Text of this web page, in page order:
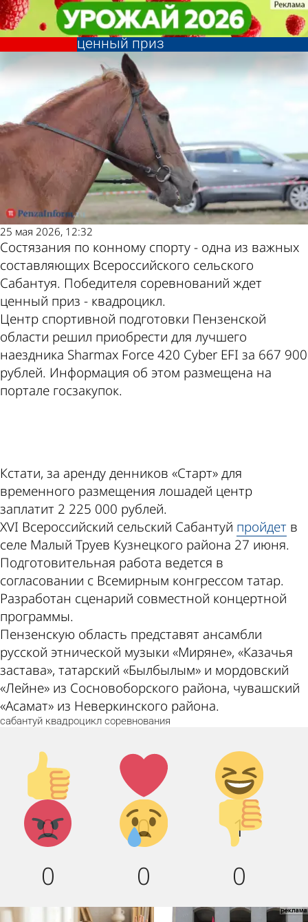
Победителя состязаний по
конному спорту на Сабантуе ждет
ценный приз
Общество
25 мая 2026, 12:32
Состязания по конному спорту - одна из важных
составляющих Всероссийского сельского
Сабантуя. Победителя соревнований ждет
ценный приз - квадроцикл.
Центр спортивной подготовки Пензенской
области решил приобрести для лучшего
наездника Sharmax Force 420 Cyber EFI за 667 900
рублей. Информация об этом размещена на
портале госзакупок.
Кстати, за аренду денников «Старт» для
временного размещения лошадей центр
заплатит 2 225 000 рублей.
ХVI Всероссийский сельский Сабантуй пройдет в
селе Малый Труев Кузнецкого района 27 июня.
Подготовительная работа ведется в
согласовании с Всемирным конгрессом татар.
Разработан сценарий совместной концертной
программы.
Пензенскую область представят ансамбли
русской этнической музыки «Миряне», «Казачья
застава», татарский «Былбылым» и мордовский
«Лейне» из Сосновоборского района, чувашский
«Асамат» из Неверкинского района.
сабантуй квадроцикл соревнования
Палец
вверх!
0
Лайк!
0
Дикий
смех!
1
Агрессия!
0
Грусть :
(
0
Палец
вниз!
0
Победителя состязаний по
конному спорту на Сабантуе ждет
ценный приз
Общество
Другие новости по
теме
Погода и курсы
валют в Пензе